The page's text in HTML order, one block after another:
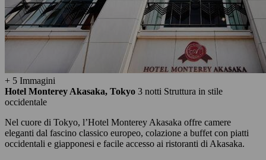
+ 5 Immagini
Hotel Monterey Akasaka, Tokyo 3 notti Struttura in stile
occidentale
Nel cuore di Tokyo, l’Hotel Monterey Akasaka offre camere
eleganti dal fascino classico europeo, colazione a buffet con piatti
occidentali e giapponesi e facile accesso ai ristoranti di Akasaka.